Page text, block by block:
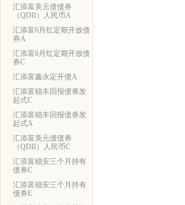
汇添富美元债债券
（QDII）人民币A
汇添富6月红定期开放债
券A
汇添富6月红定期开放债
券C
汇添富鑫永定开债A
汇添富稳丰回报债券发
起式C
汇添富稳丰回报债券发
起式A
汇添富美元债债券
（QDII）人民币C
汇添富稳安三个月持有
债券C
汇添富稳安三个月持有
债券E